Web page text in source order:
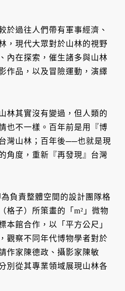
於過往人們帶有軍事經濟、
，現代大眾對於山林的視野
內在探索，催生諸多與山林
作品，以及冒險運動，演繹
林其實沒有變過，但人類的
也不一樣。百年前是用『博
灣山林；百年後──也就是現
角度，重新『再發現』台灣
負責整體空間的設計團隊格
格子）所策畫的「m²」微物
本館合作，以「平方公尺」
觀察不同年代博物學者對於
作家陳德政、攝影家陳敏
別從其專業領域展現山林各